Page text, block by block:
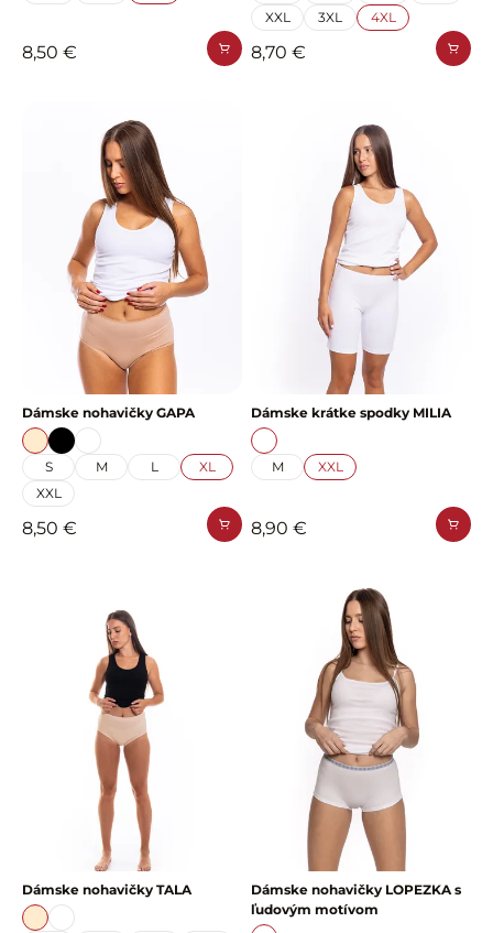
8,50 €
XXL
3XL 4XL
8,70 €
Dámske nohavičky GAPA
S M L
XL
XXL
8,50 €
Dámske krátke spodky MILIA
M XXL
8,90 €
Dámske nohavičky TALA
Dámske nohavičky LOPEZKA s
ľudovým motívom